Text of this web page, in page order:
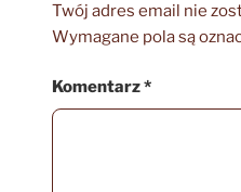
Twój adres email nie
Wymagane pola są
Komentarz*